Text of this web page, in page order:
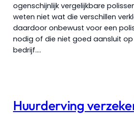
ogenschijnlijk vergelijkbare
weten niet wat die verschillen
daardoor onbewust voor een
nodig of die niet goed aansluit
bedrijf.…
Huurderving